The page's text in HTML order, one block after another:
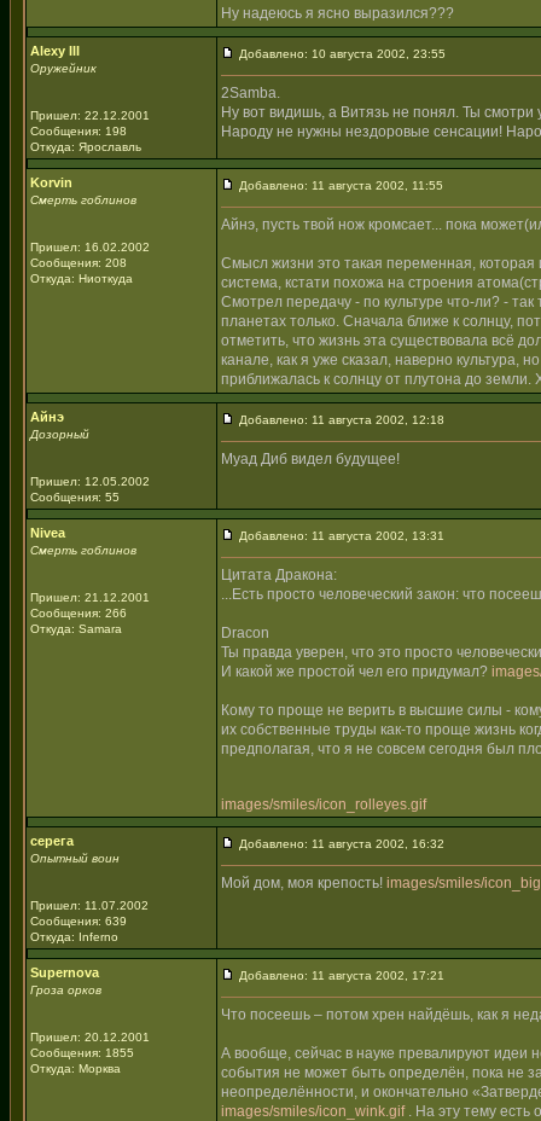
Ну надеюсь я ясно выразился???
Alexy III
Оружейник
Пришел: 22.12.2001
Сообщения: 198
Откуда: Ярославль
Добавлено: 10 августа 2002, 23:55
2Samba.
Ну вот видишь, а Витязь не понял. Ты смотри
Народу не нужны нездоровые сенсации!
Korvin
Смерть гоблинов
Пришел: 16.02.2002
Сообщения: 208
Откуда: Ниоткуда
Добавлено: 11 августа 2002, 11:55
Айнэ, пусть твой нож кромсает... пока
Смысл жизни это такая переменная, которая
система, кстати похожа на строения
Смотрел передачу - по культуре что-ли? -
планетах только. Сначала ближе к солнцу,
отметить, что жизнь эта существовала всё
канале, как я уже сказал, наверно культура,
приближалась к солнцу от плутона до
Айнэ
Дозорный
Пришел: 12.05.2002
Сообщения: 55
Добавлено: 11 августа 2002, 12:18
Муад Диб видел будущее!
Nivea
Смерть гоблинов
Пришел: 21.12.2001
Сообщения: 266
Откуда: Samara
Добавлено: 11 августа 2002, 13:31
Цитата Дракона:
...Есть просто человеческий закон: что
Dracon
Ты правда уверен, что это просто
И какой же простой чел его придумал?
Кому то проще не верить в высшие силы -
их собственные труды как-то проще жизнь
предполагая, что я не совсем сегодня был
images/smiles/icon_rolleyes.gif
серега
Опытный воин
Пришел: 11.07.2002
Сообщения: 639
Откуда: Inferno
Добавлено: 11 августа 2002, 16:32
Мой дом, моя крепость! images/smiles/
Supernova
Гроза орков
Пришел: 20.12.2001
Сообщения: 1855
Откуда: Морква
Добавлено: 11 августа 2002, 17:21
Что посеешь – потом хрен найдёшь, как я
А вообще, сейчас в науке превалируют идеи
события не может быть определён, пока не
неопределённости, и окончательно
images/smiles/icon_wink.gif. На эту тему есть